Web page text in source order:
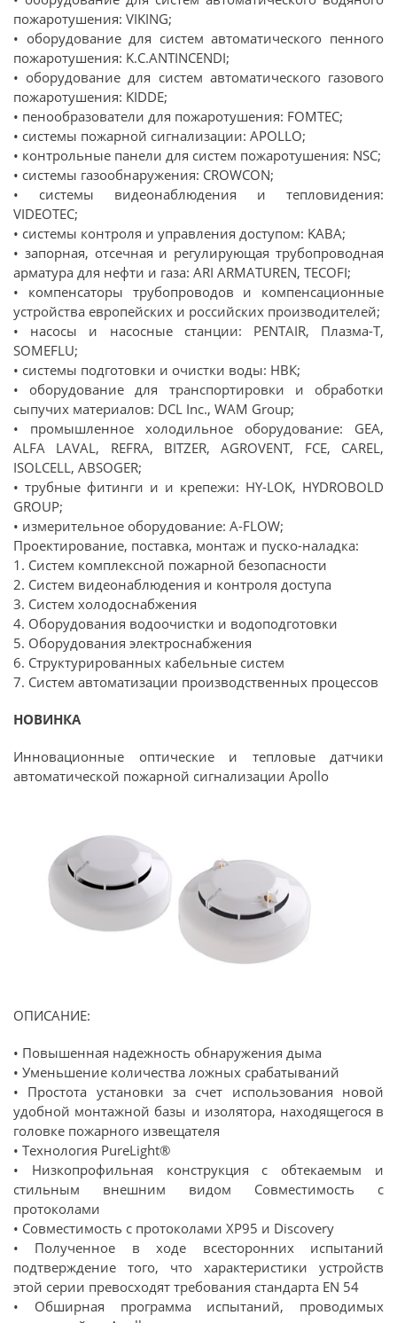
пожаротушения: VIKING;
• оборудование для систем автоматического пенного
пожаротушения: K.C.ANTINCENDI;
• оборудование для систем автоматического газового
пожаротушения: KIDDE;
• пенообразователи для пожаротушения: FOMTEC;
• системы пожарной сигнализации: APOLLO;
• контрольные панели для систем пожаротушения: NSC;
• системы газообнаружения: CROWCON;
• системы видеонаблюдения и тепловидения:
VIDEOTEC;
• системы контроля и управления доступом: KABA;
• запорная, отсечная и регулирующая трубопроводная
арматура для нефти и газа: ARI ARMATUREN, TECOFI;
• компенсаторы трубопроводов и компенсационные
устройства европейских и российских производителей;
• насосы и насосные станции: PENTAIR, Плазма-Т,
SOMEFLU;
• cистемы подготовки и очистки воды: НВК;
• оборудование для транспортировки и обработки
сыпучих материалов: DCL Inc., WAM Group;
• промышленное холодильное оборудование: GEA,
ALFA LAVAL, REFRA, BITZER, AGROVENT, FCE, CAREL,
ISOLCELL, ABSOGER;
• трубные фитинги и и крепежи: HY-LOK, HYDROBOLD
GROUP;
• измерительное оборудование: A-FLOW;
Проектирование, поставка, монтаж и пуско-наладка:
1. Систем комплексной пожарной безопасности
2. Систем видеонаблюдения и контроля доступа
3. Систем холодоснабжения
4. Оборудования водоочистки и водоподготовки
5. Оборудования электроснабжения
6. Структурированных кабельные систем
7. Систем автоматизации производственных процессов
НОВИНКА
Инновационные оптические и тепловые датчики
автоматической пожарной сигнализации Apollo
ОПИСАНИЕ:
• Повышенная надежность обнаружения дыма
• Уменьшение количества ложных срабатываний
• Простота установки за счет использования новой
удобной монтажной базы и изолятора, находящегося в
головке пожарного извещателя
• Технология PureLight®
• Низкопрофильная конструкция с обтекаемым и
стильным внешним видом Совместимость с
протоколами
• Совместимость с протоколами XP95 и Discovery
• Полученное в ходе всесторонних испытаний
подтверждение того, что характеристики устройств
этой серии превосходят требования стандарта EN 54
• Обширная программа испытаний, проводимых